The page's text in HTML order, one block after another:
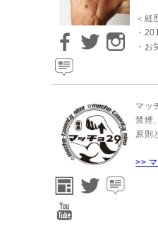
＜経
・
・お
マッ
禁煙
原則
>>